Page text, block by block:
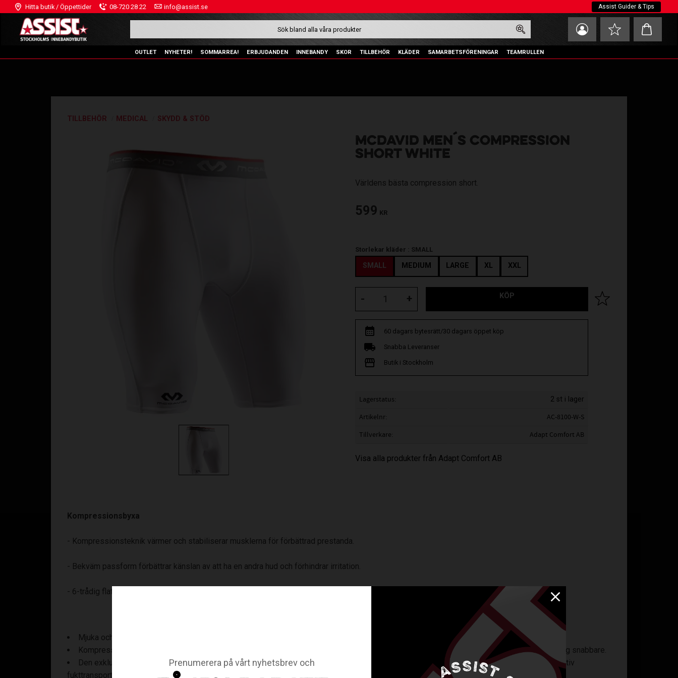
Hitta butik / Öppettider 08-720 28 22 info@assist.se Assist Guider & Tips
Favoriter
Kundvagn
OUTLET NYHETER! SOMMARREA! ERBJUDANDEN INNEBANDY SKOR TILLBEHÖR KLÄDER SAMARBETSFÖRENINGAR TEAMRULLEN
TILLBEHÖR MEDICAL SKYDD & STÖD
MCDAVID MEN´S COMPRESSION
SHORT WHITE
Världens bästa compression short.
599 KR
Storlekar kläder : SMALL
SMALL MEDIUM LARGE XL XXL
+
- KÖP Lägg till i favoriter
60 dagars bytesrätt/30 dagars öppet köp
Snabba Leveranser
Butik i Stockholm
Lagerstatus 2 st i lager
Artikelnr
AC-8100-W-S
Tillverkare
Adapt Comfort AB
Visa alla produkter från Adapt Comfort AB
Kompressionsbyxa
- Kompressionsteknik värmer och stabiliserar musklerna för förbättrad prestanda.
- Bekväm passform förbättrar känslan av att ha en andra hud och förhindrar irritation.
- 6-trådig flatlock-teknologi för styrka vid sömmarna.
Mjuka och elastiska shorts omsluter dig i bekvämt stöd.
Kompressionsshorts ger bekväm kompression för alla sporter. Den ökade blodcirkulationen hjälper dig att prestera bättre och återhämta dig snabbare.
Den exklusiva hDc™ Moisture Management Technology förbättrar avdunstningen av svett genom att dra fukt över tyget för snabb och effektiv
fukttransport för att hålla dig sval och torr.
Prenumerera på vårt nyhetsbrev och